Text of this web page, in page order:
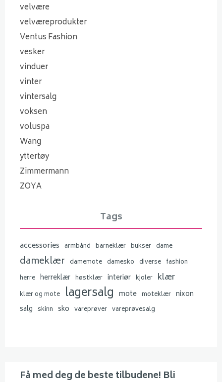
velvære
velværeprodukter
Ventus Fashion
vesker
vinduer
vinter
vintersalg
voksen
voluspa
Wang
yttertøy
Zimmermann
ZOYA
Tags
accessories armbånd barneklær bukser dame
dameklær damemote damesko diverse fashion
herre herreklær høstklær interiør kjoler klær
klær og mote lagersalg mote moteklær nixon
salg skinn sko vareprøver vareprøvesalg
Få med deg de beste tilbudene! Bli